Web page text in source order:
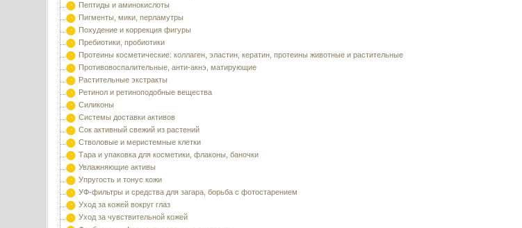
Пептиды и аминокислоты
Пигменты, мики, перламутры
Похудение и коррекция фигуры
Пребиотики, пробиотики
Протеины косметические: коллаген, эластин, кератин, протеины животные и растительные
Противовоспалительные, анти-акнэ, матирующие
Растительные экстракты
Ретинол и ретиноподобные вещества
Силиконы
Системы доставки активов
Сок активный свежий из растений
Стволовые и меристемные клетки
Тара и упаковка для косметики, флаконы, баночки
Увлажняющие активы
Упругость и тонус кожи
УФ-фильтры и средства для загара, борьба с фотостарением
Уход за кожей вокруг глаз
Уход за чувствительной кожей